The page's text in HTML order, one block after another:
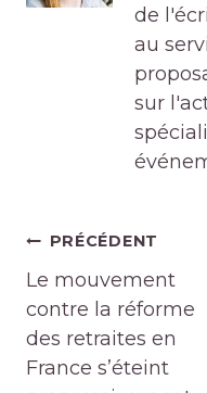
de
au
sur
Navigation
de
l’article
PRÉCÉDENT
Le mouvement
contre la réforme
des retraites en
France s’éteint